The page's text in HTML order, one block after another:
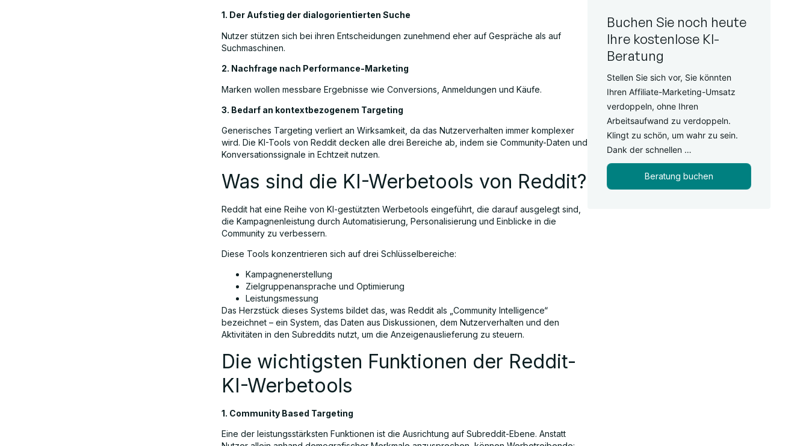
1. Der Aufstieg der dialogorientierten Suche
Nutzer stützen sich bei ihren Entscheidungen zunehmend eher auf Gespräche als auf
Suchmaschinen.
2. Nachfrage nach Performance-Marketing
Marken wollen messbare Ergebnisse wie Conversions, Anmeldungen und Käufe.
3. Bedarf an kontextbezogenem Targeting
Generisches Targeting verliert an Wirksamkeit, da das Nutzerverhalten immer komplexer
wird. Die KI-Tools von Reddit decken alle drei Bereiche ab, indem sie Community-Daten und
Konversationssignale in Echtzeit nutzen.
Was sind die KI-Werbetools von Reddit?
Reddit hat eine Reihe von KI-gestützten Werbetools eingeführt, die darauf ausgelegt sind,
die Kampagnenleistung durch Automatisierung, Personalisierung und Einblicke in die
Community zu verbessern.
Diese Tools konzentrieren sich auf drei Schlüsselbereiche:
Kampagnenerstellung
Zielgruppenansprache und Optimierung
Leistungsmessung
Das Herzstück dieses Systems bildet das, was Reddit als „Community Intelligence“
bezeichnet – ein System, das Daten aus Diskussionen, dem Nutzerverhalten und den
Aktivitäten in den Subreddits nutzt, um die Anzeigenauslieferung zu steuern.
Die wichtigsten Funktionen der Reddit-
KI-Werbetools
1. Community Based Targeting
Eine der leistungsstärksten Funktionen ist die Ausrichtung auf Subreddit-Ebene. Anstatt
Buchen Sie noch heute
Ihre kostenlose KI-
Beratung
Stellen Sie sich vor, Sie könnten
Ihren Affiliate-Marketing-Umsatz
verdoppeln, ohne Ihren
Arbeitsaufwand zu verdoppeln.
Klingt zu schön, um wahr zu sein.
Dank der schnellen …
Beratung buchen